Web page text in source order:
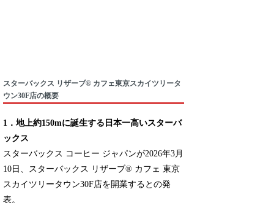
スターバックス リザーブ® カフェ東京スカイツリータ
ウン30F店の概要
1．地上約150mに誕生する日本一高いスターバ
ックス
スターバックス コーヒー ジャパンが2026年3月
10日、スターバックス リザーブ® カフェ 東京
スカイツリータウン30F店を開業するとの発
表。